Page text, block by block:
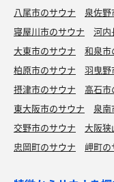
八尾市のサウナ
泉佐
寝屋川市のサウナ
河内
大東市のサウナ
和泉市
柏原市のサウナ
羽曳野
摂津市のサウナ
高石市
東大阪市のサウナ
泉南
交野市のサウナ
大阪狭
忠岡町のサウナ
岬町の